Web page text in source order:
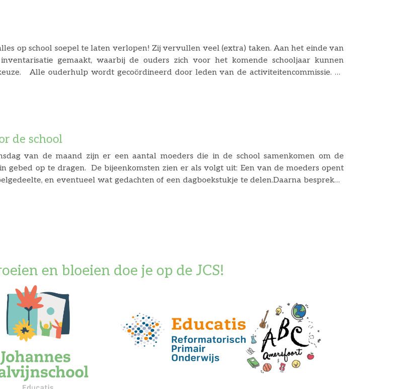
op school soepel te laten verlopen! Zij vervullen veel (extra) taken. Aan het einde van
gemaakt, waarbij de ouders zich voor het komende schooljaar kunnen
Alle ouderhulp wordt gecoördineerd door leden van de activiteitencommissie. Zij
de school
van de maand zijn er een aantal moeders die in de school samenkomen om de
gebed op te dragen. De bijeenkomsten zien er als volgt uit: Een van de moeders opent
en eventueel wat gedachten of een dagboekstukje te delen.Daarna bespreken
en bloeien doe je op de JCS!